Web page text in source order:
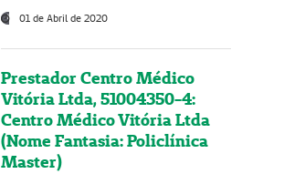
01 de Abril de 2020
Prestador Centro Médico
Vitória Ltda, 51004350-4:
Centro Médico Vitória Ltda
(Nome Fantasia: Policlínica
Master)